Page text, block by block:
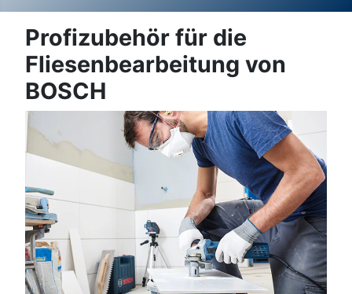
Profizubehör für die
Fliesenbearbeitung von
BOSCH